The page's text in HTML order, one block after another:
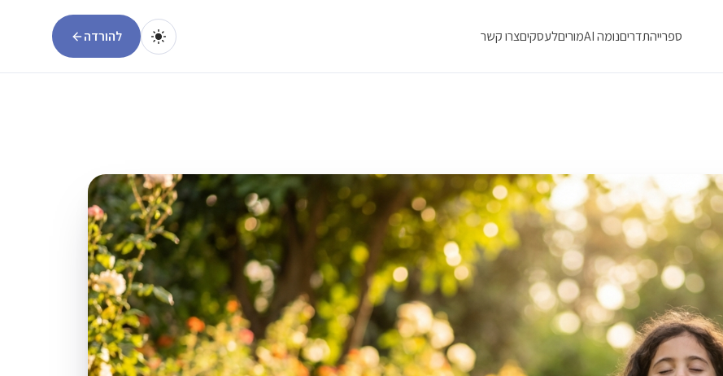
ספרייהתדריםנומה AI מוריםלעסקיםצרו קשר להורדה